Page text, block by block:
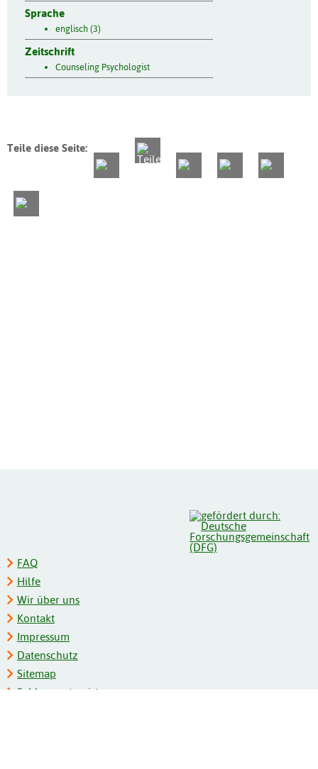
Sprache
englisch (3)
Zeitschrift
Counseling Psychologist
Teile diese Seite:
FAQ
Hilfe
Wir über uns
Kontakt
Impressum
Datenschutz
Sitemap
Schlagwortregister